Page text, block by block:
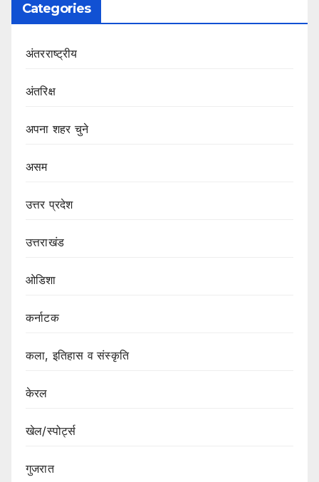
Categories
अंतरराष्ट्रीय
अंतरिक्ष
अपना शहर चुने
असम
उत्तर प्रदेश
उत्तराखंड
ओडिशा
कर्नाटक
कला, इतिहास व संस्कृति
केरल
खेल/स्पोर्ट्स
गुजरात